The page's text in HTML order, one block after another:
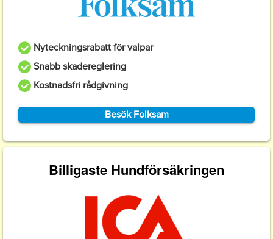
Nyteckningsrabatt för valpar
Snabb skadereglering
Kostnadsfri rådgivning
Besök Folksam
Billigaste Hundförsäkringen